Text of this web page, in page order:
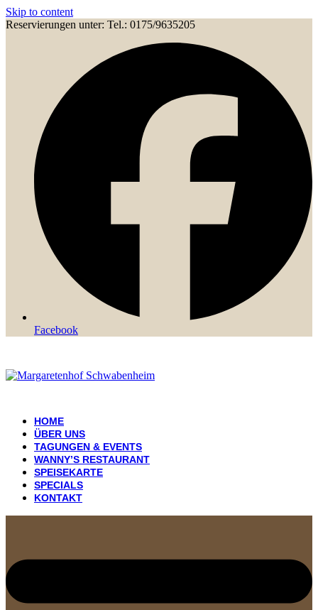
Skip to content
Reservierungen unter: Tel.: 0175/9635205
Facebook
HOME
ÜBER UNS
TAGUNGEN & EVENTS
WANNY’S RESTAURANT
SPEISEKARTE
SPECIALS
KONTAKT